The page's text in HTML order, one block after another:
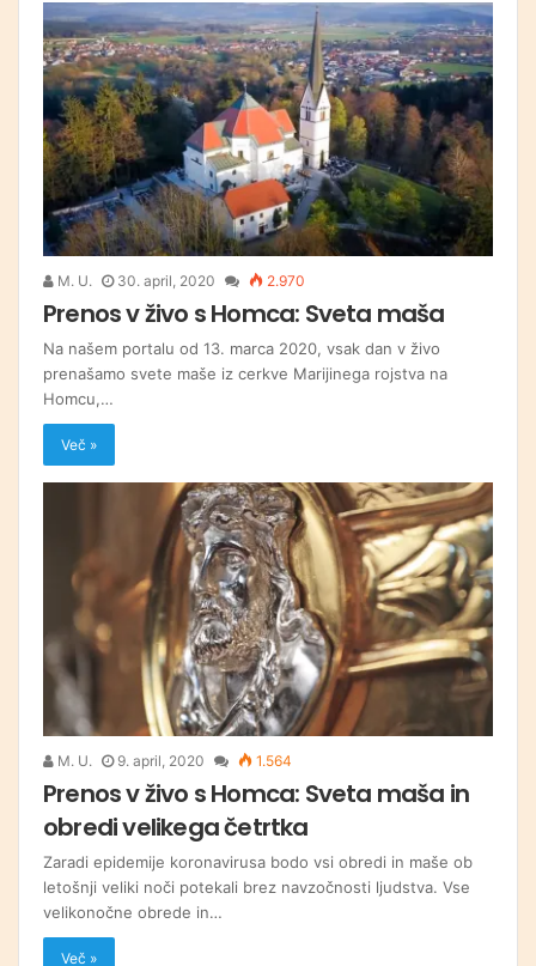
M. U. 30. april, 2020 2.970
Prenos v živo s Homca: Sveta maša
Na našem portalu od 13. marca 2020, vsak dan v živo
prenašamo svete maše iz cerkve Marijinega rojstva na
Homcu,…
Več »
M. U. 9. april, 2020 1.564
Prenos v živo s Homca: Sveta maša in
obredi velikega četrtka
Zaradi epidemije koronavirusa bodo vsi obredi in maše ob
letošnji veliki noči potekali brez navzočnosti ljudstva. Vse
velikonočne obrede in…
Več »